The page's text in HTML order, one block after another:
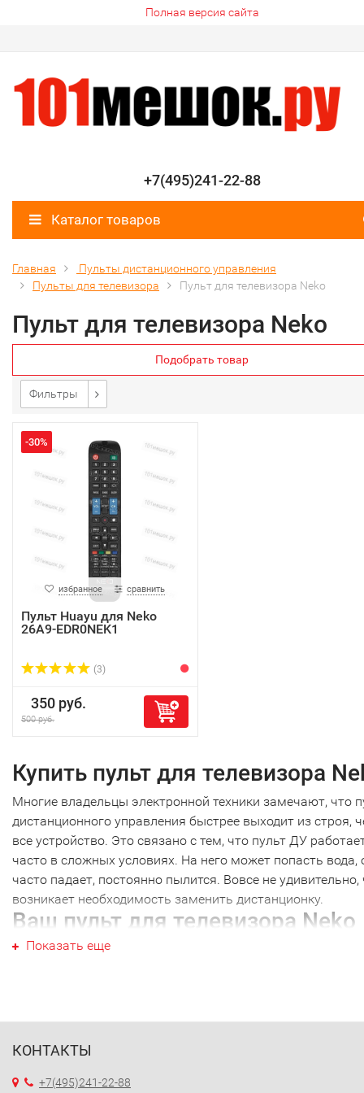
Полная версия сайта
+7(495)241-22-88
Каталог товаров
Главная
Пульты дистанционного управления
Пульты для телевизора
Пульт для телевизора Neko
Пульт для телевизора Neko
Подобрать товар
Фильтры
-30%
избранное сравнить
Пульт Huayu для Neko
26A9-EDR0NEK1
(3)
350 руб.
500 руб.
Купить пульт для телевизора
Многие владельцы электронной техники замечают, что
дистанционного управления быстрее выходит из строя,
все устройство. Это связано с тем, что пульт ДУ
часто в сложных условиях. На него может попасть вода,
часто падает, постоянно пылится. Вовсе не удивительно,
возникает необходимость заменить дистанционку.
Ваш пульт для телевизора Neko
Ваш пульт для телевизора Neko не являеются
том, что почти каждый пульт ДУ работает только с
просто красивое устройство, которое не будет работать с
Показать еще
КОНТАКТЫ
+7(495)241-22-88